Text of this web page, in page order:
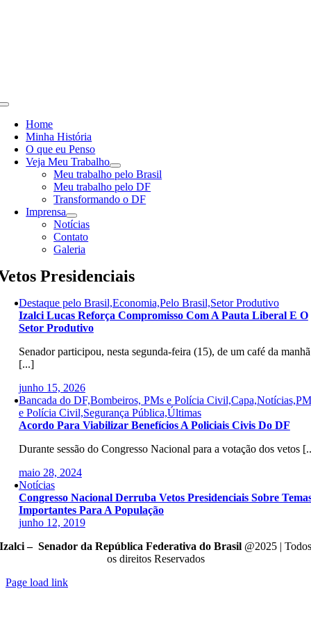
Toggle
NavigationHome
Minha História
O que eu Penso
Veja Meu Trabalho
Meu trabalho pelo Brasil
Meu trabalho pelo DF
Transformando o DF
Imprensa
Notícias
Contato
Galeria
Presidenciais
Destaque pelo Brasil,Economia,Pelo Brasil,Setor Produtivo
Izalci Lucas Reforça Compromisso Com A Pauta Liberal E O
Setor Produtivo
Senador participou, nesta segunda-feira (15), de um café da manhã
[...]
junho 15, 2026
Bancada do DF,Bombeiros, PMs e Polícia
e Polícia Civil,Segurança Pública,Últimas
Acordo Para Viabilizar Benefícios A Policiais Civis Do DF
Durante sessão do Congresso Nacional para a votação dos vetos
maio 28, 2024
Notícias
Congresso Nacional Derruba Vetos Presidenciais Sobre
Importantes Para A População
junho 12, 2019
Izalci – Senador da República Federativa do Brasil @2025 | Todos
os direitos Reservados
Page load link